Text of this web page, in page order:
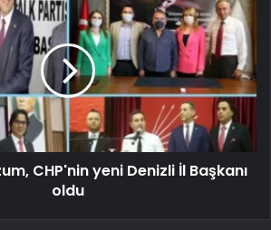
CHP'nin yeni Denizli İl Başkanı
oldu